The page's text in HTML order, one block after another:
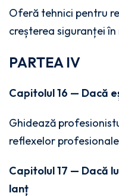
Oferă tehnici pentru
creșterea siguranței
PARTEA IV
Capitolul 16 — Dacă
Ghidează
reflexelor
Capitolul 17 — Dacă
lanț